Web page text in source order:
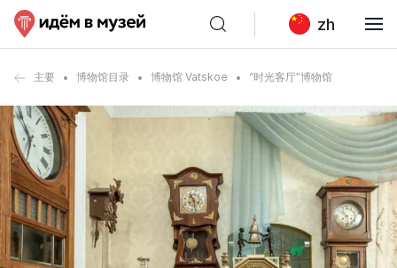
zh
主要 博物馆目录 博物馆 Vatskoe “时光客厅”博物馆